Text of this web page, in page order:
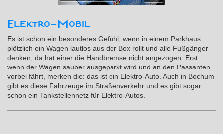
Elektro-Mobil
Es ist schon ein besonderes Gefühl, wenn in einem Parkhaus
plötzlich ein Wagen lautlos aus der Box rollt und alle Fußgänger
denken, da hat einer die Handbremse nicht angezogen. Erst
wenn der Wagen sauber ausgeparkt wird und an den Passanten
vorbei fährt, merken die: das ist ein Elektro-Auto. Auch in Bochum
gibt es diese Fahrzeuge im Straßenverkehr und es gibt sogar
schon ein Tankstellennetz für Elektro-Autos.